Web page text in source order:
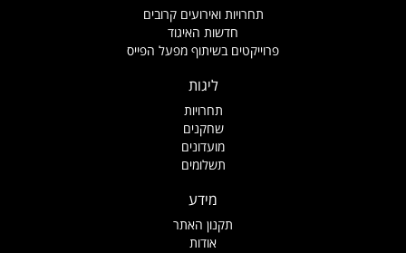
תחרויות ואירועים קרובים
חדשות האיגוד
פרוייקטים בשיתוף מפעל הפייס
ליגות
תחרויות
שחקנים
מועדונים
תשלומים
מידע
תקנון האתר
אודות